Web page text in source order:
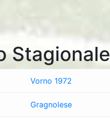
Stagionale
Vorno 1972
Gragnolese